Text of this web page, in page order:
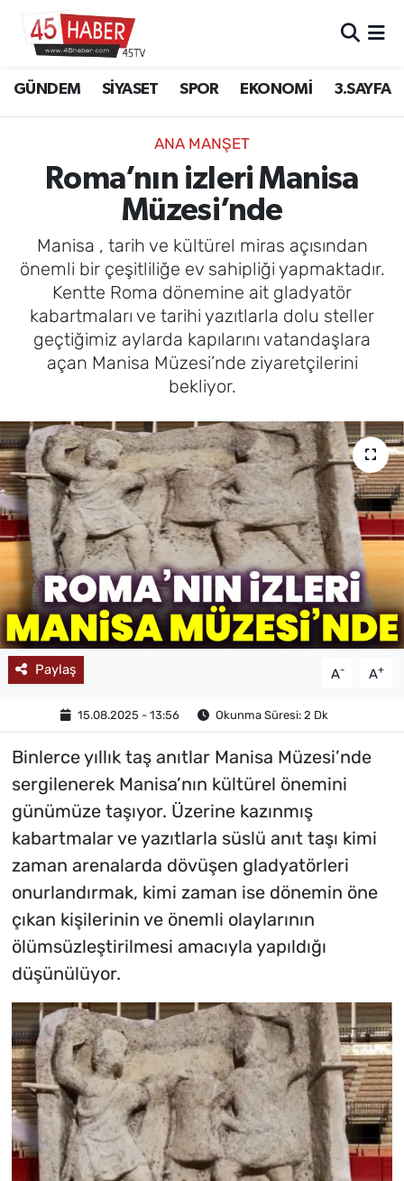
GÜNDEM SİYASET SPOR EKONOMİ 3.SAYFA
ANA MANŞET
Roma’nın izleri Manisa
Müzesi’nde
Manisa , tarih ve kültürel miras açısından
önemli bir çeşitliliğe ev sahipliği yapmaktadır.
Kentte Roma dönemine ait gladyatör
kabartmaları ve tarihi yazıtlarla dolu steller
geçtiğimiz aylarda kapılarını vatandaşlara
açan Manisa Müzesi’nde ziyaretçilerini
bekliyor.
Paylaş A- A+
15.08.2025 - 13:56 Okunma Süresi: 2 Dk
Binlerce yıllık taş anıtlar Manisa Müzesi’nde
sergilenerek Manisa’nın kültürel önemini
günümüze taşıyor. Üzerine kazınmış
kabartmalar ve yazıtlarla süslü anıt taşı kimi
zaman arenalarda dövüşen gladyatörleri
onurlandırmak, kimi zaman ise dönemin öne
çıkan kişilerinin ve önemli olaylarının
ölümsüzleştirilmesi amacıyla yapıldığı
düşünülüyor.
SİYASET
3.SAYFA
EĞİTİM
SAĞLIK
MAGAZİN
Manisa Hava Durumu
Manisa Namaz Vakitleri
Manisa Trafik Yoğunluk Haritası
Süper Lig Puan Durumu ve Fikstür
Tüm Manşetler
Son Dakika Haberleri